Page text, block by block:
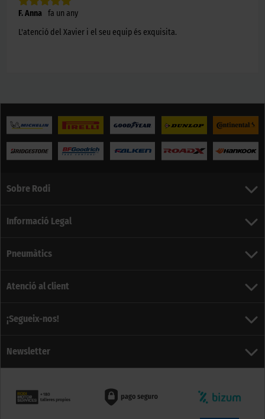
F. Anna fa un any
L'atenció del Xavier i el seu equip és exquisita.
Sobre Rodi
Informació Legal
Pneumàtics
Atenció al client
¡Segueix-nos!
Newsletter